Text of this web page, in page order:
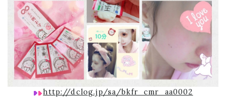
http://dclog.jp/sa/bkfr_cmr_aa0002